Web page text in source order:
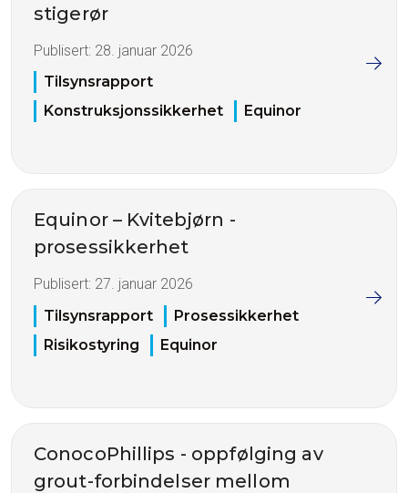
stigerør
Publisert: 28. januar 2026
Tilsynsrapport
Konstruksjonssikkerhet
Equinor
Equinor – Kvitebjørn -
prosessikkerhet
Publisert: 27. januar 2026
Tilsynsrapport
Prosessikkerhet
Risikostyring
Equinor
ConocoPhillips - oppfølging av
grout-forbindelser mellom